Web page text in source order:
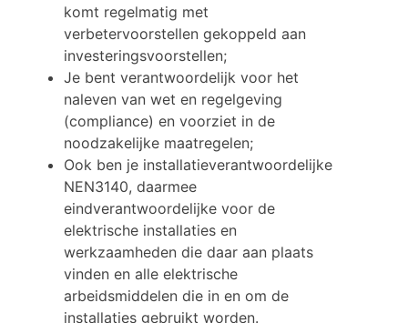
komt regelmatig met
verbetervoorstellen gekoppeld aan
investeringsvoorstellen;
Je bent verantwoordelijk voor het
naleven van wet en regelgeving
(compliance) en voorziet in de
noodzakelijke maatregelen;
Ook ben je installatieverantwoordelijke
NEN3140, daarmee
eindverantwoordelijke voor de
elektrische installaties en
werkzaamheden die daar aan plaats
vinden en alle elektrische
arbeidsmiddelen die in en om de
installaties gebruikt worden.